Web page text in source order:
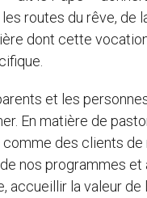
routes du rêve, de
dont cette
et les
En matière de
des clients
nos programmes
la valeur de